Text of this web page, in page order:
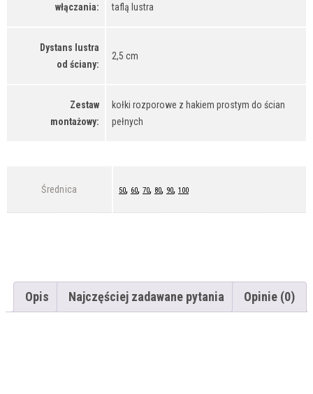
włączania: taflą lustra
Dystans lustra
od ściany:
2,5 cm
Zestaw
montażowy:
kołki rozporowe z hakiem prostym do ścian
pełnych
Średnica 50, 60, 70, 80, 90, 100
Opis Najczęściej zadawane pytania Opinie (0)